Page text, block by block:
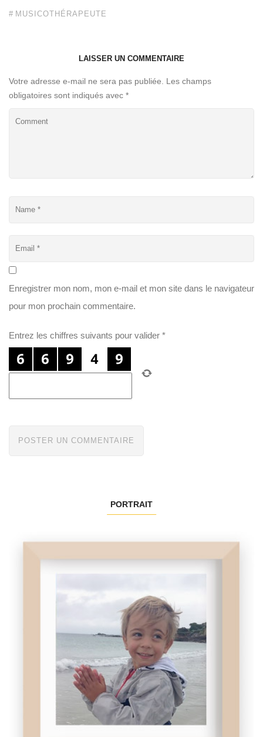
MUSICOTHÉRAPEUTE
LAISSER UN COMMENTAIRE
Votre adresse e-mail ne sera pas publiée.
Les champs
obligatoires sont indiqués avec *
Enregistrer mon nom, mon e-mail et mon site dans le navigateur
pour mon prochain commentaire.
Entrez les chiffres suivants pour valider *
PORTRAIT